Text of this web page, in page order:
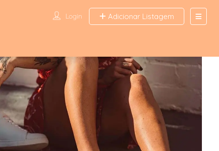
Login Adicionar Listagem